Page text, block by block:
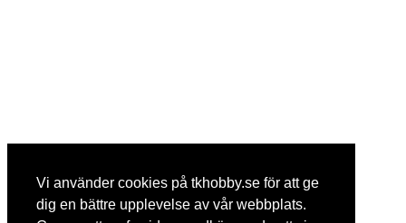
Vi använder cookies på tkhobby.se för att ge
dig en bättre upplevelse av vår webbplats.